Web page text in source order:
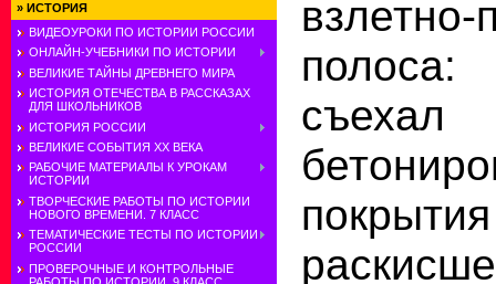
» ИСТОРИЯ
ВИДЕОУРОКИ ПО ИСТОРИИ РОССИИ
ОНЛАЙН-УЧЕБНИКИ ПО ИСТОРИИ
ВЕЛИКИЕ ТАЙНЫ ДРЕВНЕГО МИРА
ИСТОРИЯ ОТЕЧЕСТВА В РАССКАЗАХ
ДЛЯ ШКОЛЬНИКОВ
ИСТОРИЯ РОССИИ
ВЕЛИКИЕ СОБЫТИЯ ХХ ВЕКА
РАБОЧИЕ МАТЕРИАЛЫ К УРОКАМ
ИСТОРИИ
ТВОРЧЕСКИЕ РАБОТЫ ПО ИСТОРИИ
НОВОГО ВРЕМЕНИ. 7 КЛАСС
ТЕМАТИЧЕСКИЕ ТЕСТЫ ПО ИСТОРИИ
РОССИИ
ПРОВЕРОЧНЫЕ И КОНТРОЛЬНЫЕ
РАБОТЫ ПО ИСТОРИИ. 9 КЛАСС
взлетно-
полоса: